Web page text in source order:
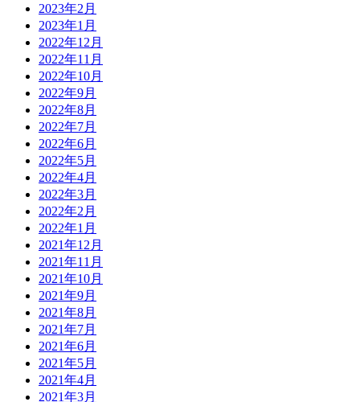
2023年2月
2023年1月
2022年12月
2022年11月
2022年10月
2022年9月
2022年8月
2022年7月
2022年6月
2022年5月
2022年4月
2022年3月
2022年2月
2022年1月
2021年12月
2021年11月
2021年10月
2021年9月
2021年8月
2021年7月
2021年6月
2021年5月
2021年4月
2021年3月